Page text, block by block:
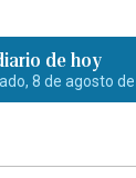
de hoy
8 de agosto